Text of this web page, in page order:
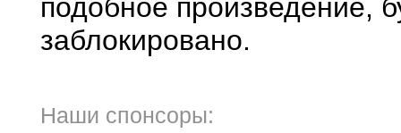
подобное произведение,
заблокировано.
Наши спонсоры: